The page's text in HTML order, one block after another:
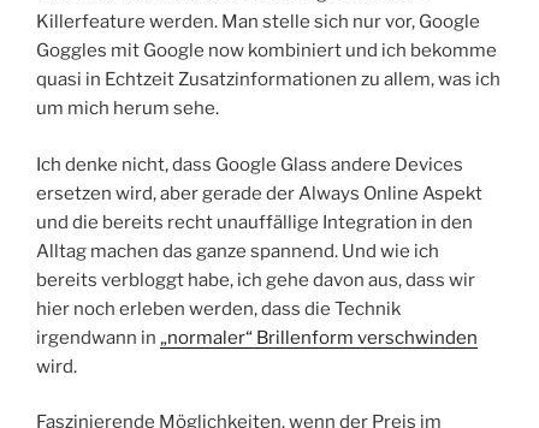
Killerfeature werden. Man stelle sich nur vor, Google
Goggles mit Google now kombiniert und ich bekomme
quasi in Echtzeit Zusatzinformationen zu allem, was ich
um mich herum sehe.
Ich denke nicht, dass Google Glass andere Devices
ersetzen wird, aber gerade der Always Online Aspekt
und die bereits recht unauffällige Integration in den
Alltag machen das ganze spannend. Und wie ich
bereits verbloggt habe, ich gehe davon aus, dass wir
hier noch erleben werden, dass die Technik
irgendwann in „normaler“ Brillenform verschwinden
wird.
Faszinierende Möglichkeiten. wenn der Preis im